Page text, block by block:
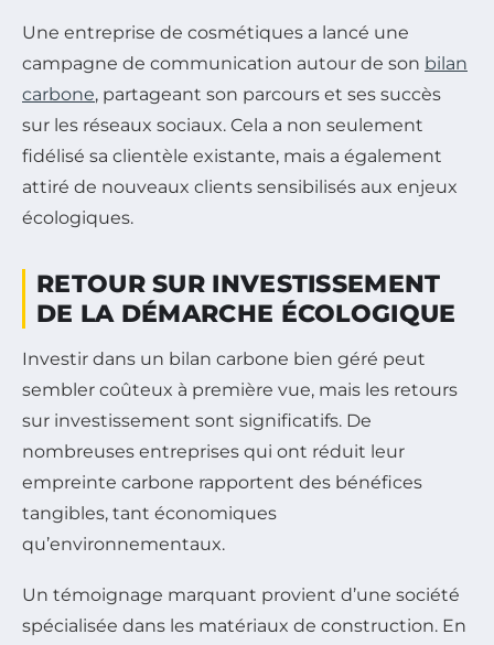
Une entreprise de cosmétiques a lancé une
campagne de communication autour de son bilan
carbone, partageant son parcours et ses succès
sur les réseaux sociaux. Cela a non seulement
fidélisé sa clientèle existante, mais a également
attiré de nouveaux clients sensibilisés aux enjeux
écologiques.
RETOUR SUR INVESTISSEMENT
DE LA DÉMARCHE ÉCOLOGIQUE
Investir dans un bilan carbone bien géré peut
sembler coûteux à première vue, mais les retours
sur investissement sont significatifs. De
nombreuses entreprises qui ont réduit leur
empreinte carbone rapportent des bénéfices
tangibles, tant économiques
qu’environnementaux.
Un témoignage marquant provient d’une société
spécialisée dans les matériaux de construction. En